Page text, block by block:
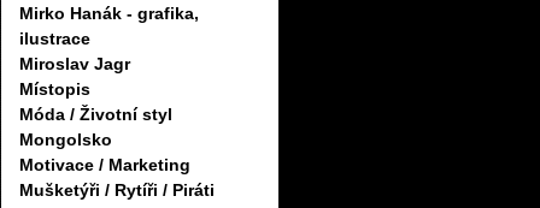
Mirko Hanák - grafika,
ilustrace
Miroslav Jagr
Místopis
Móda / Životní styl
Mongolsko
Motivace / Marketing
Mušketýři / Rytíři / Piráti